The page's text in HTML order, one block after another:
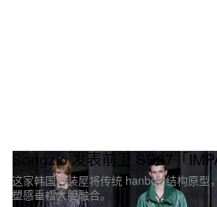
Songzio 发表前卫 SS27「
这家韩国时装屋将传统 hanbok 结构原型
塑感垂褶大胆融合。